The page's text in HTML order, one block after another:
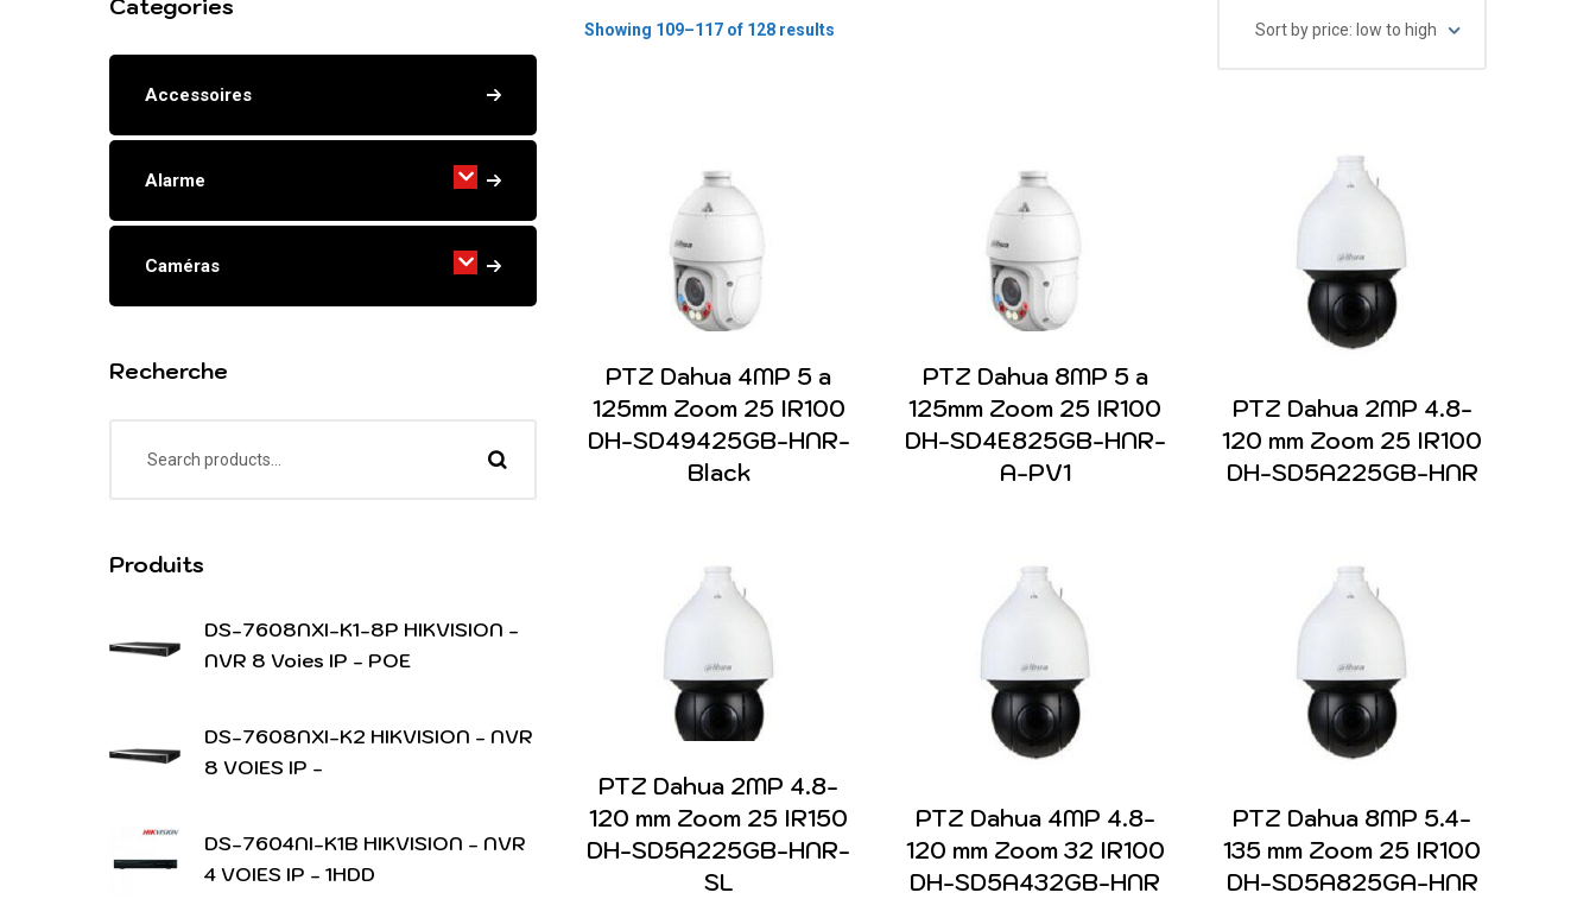
Showing 109–117 of 128 results
PTZ Dahua 4MP 5 a
125mm Zoom 25 IR100
DH-SD49425GB-HNR-
Black
PTZ Dahua 8MP 5 a
125mm Zoom 25 IR100
DH-SD4E825GB-HNR-
A-PV1
PTZ Dahua 2MP 4.8-
120 mm Zoom 25 IR100
DH-SD5A225GB-HNR
PTZ Dahua 2MP 4.8-
120 mm Zoom 25 IR150
DH-SD5A225GB-HNR-
SL
PTZ Dahua 4MP 4.8-
120 mm Zoom 32 IR100
DH-SD5A432GB-HNR
PTZ Dahua 8MP 5.4-
135 mm Zoom 25 IR100
DH-SD5A825GA-HNR
Categories
Accessoires
Alarme
Caméras
Recherche
Produits
DS-7608NXI-K1-8P HIKVISION -
NVR 8 Voies IP - POE
DS-7608NXI-K2 HIKVISION - NVR
8 VOIES IP -
DS-7604NI-K1B HIKVISION - NVR
4 VOIES IP - 1HDD